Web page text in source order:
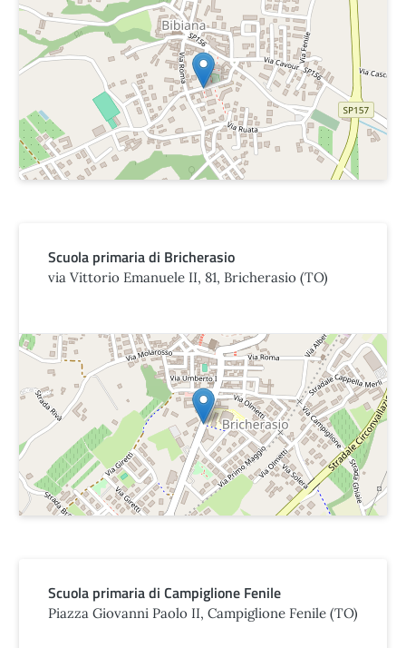
Scuola primaria di Bricherasio
via Vittorio Emanuele II, 81, Bricherasio (TO)
Scuola primaria di Campiglione Fenile
Piazza Giovanni Paolo II, Campiglione Fenile (TO)